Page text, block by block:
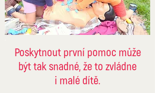
Poskytnout první pomoc může
být tak snadné, že to zvládne
i malé dítě.